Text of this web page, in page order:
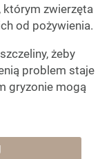
którym zwierzęta
od pożywienia.
żeby
problem staje
gryzonie mogą